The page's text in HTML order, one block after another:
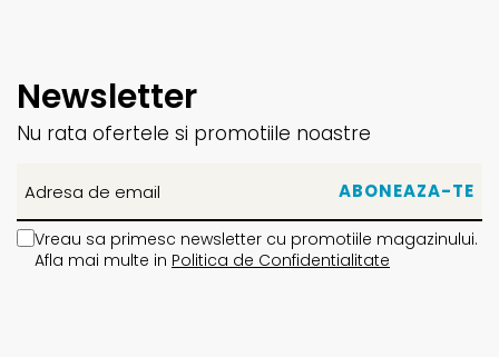
Newsletter
Nu rata ofertele si promotiile noastre
Vreau sa primesc newsletter cu promotiile magazinului.
Afla mai multe in Politica de Confidentialitate